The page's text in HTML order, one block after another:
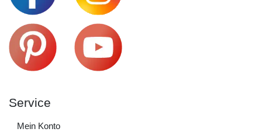
Service
Mein Konto